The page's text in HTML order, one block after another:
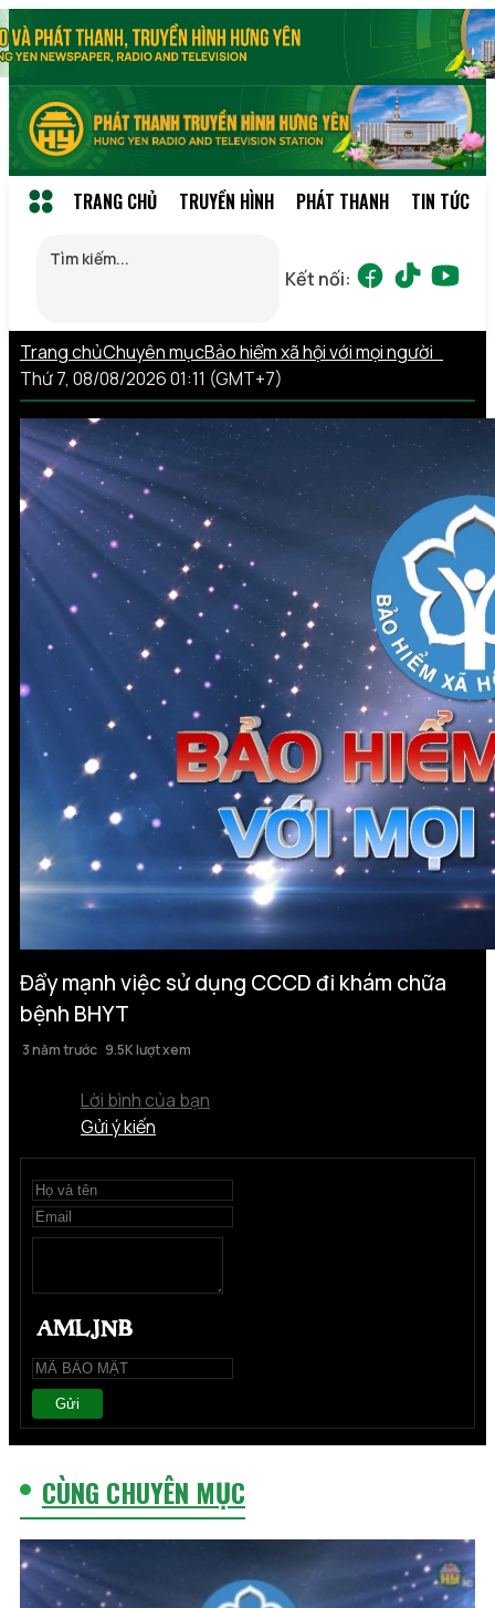
TRANG CHỦ TRUYỀN HÌNH PHÁT THANH TIN TỨC
Kết nối:
Trang chủChuyên mụcBảo hiểm xã hội với mọi người
Thứ 7, 08/08/2026 01:11 (GMT+7)
Đẩy mạnh việc sử dụng CCCD đi khám chữa
bệnh BHYT
3 năm trước 9.5K lượt xem
Lời bình của bạn
Gửi ý kiến
Gửi
CÙNG CHUYÊN MỤC